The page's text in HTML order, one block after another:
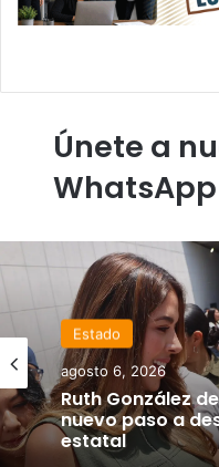
Únete a
WhatsApp
Estado
agosto 6, 2026
Ruth González
nuevo paso a
estatal